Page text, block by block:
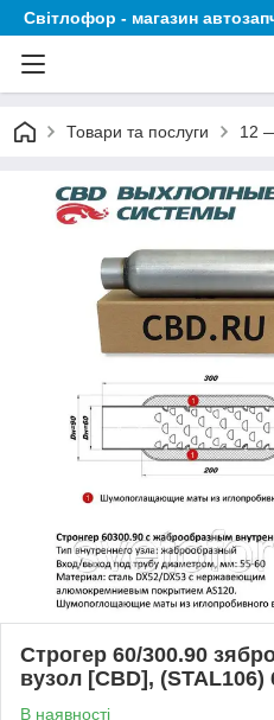
Світлофор - магазин
Товари та послуги 12
Строгер 60/300.90
вузол [CBD], (STAL106)
В наявності